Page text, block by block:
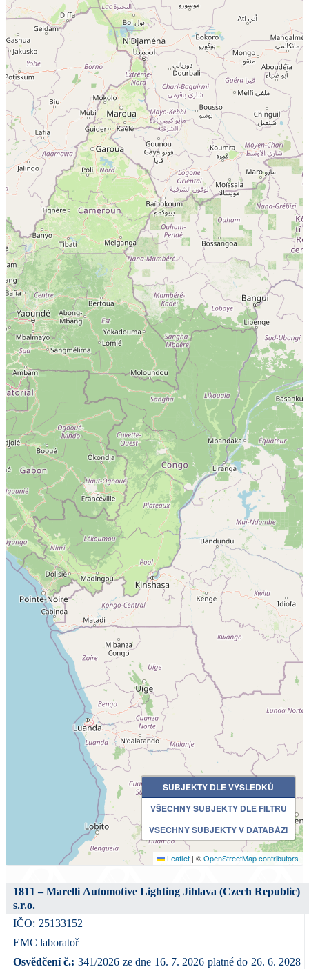
SUBJEKTY DLE VÝSLEDKŮ
VŠECHNY SUBJEKTY DLE FILTRU
VŠECHNY SUBJEKTY V DATABÁZI
Leaflet | ©OpenStreetMap contributors
1811 – Marelli Automotive Lighting Jihlava (Czech Republic)
s.r.o.
IČO: 25133152
EMC laboratoř
Osvědčení č.: 341/2026 ze dne 16. 7. 2026 platné do 26. 6. 2028